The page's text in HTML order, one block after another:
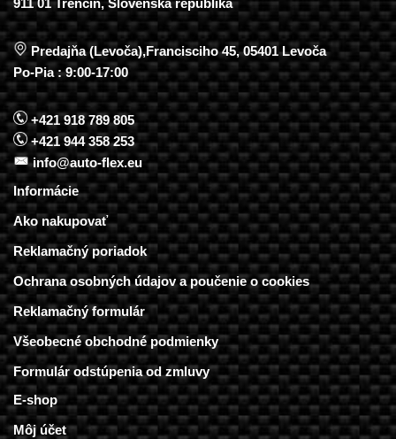
911 01 Trenčín, Slovenská republika
Predajňa (Levoča),Francisciho 45, 05401 Levoča
Po-Pia : 9:00-17:00
+421 918 789 805
+421 944 358 253
info@auto-flex.eu
Informácie
Ako nakupovať
Reklamačný poriadok
Ochrana osobných údajov a poučenie o cookies
Reklamačný formulár
Všeobecné obchodné podmienky
Formulár odstúpenia od zmluvy
E-shop
Môj účet